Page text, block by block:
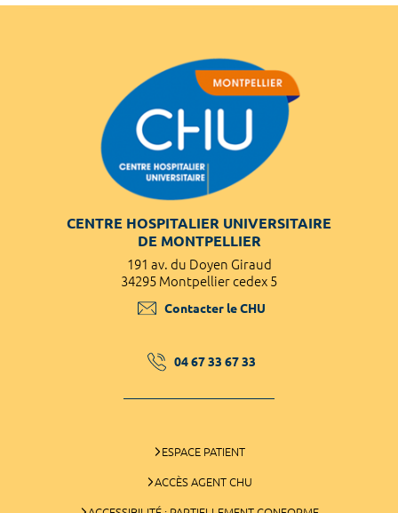
CENTRE HOSPITALIER UNIVERSITAIRE
DE MONTPELLIER
191 av. du Doyen Giraud
34295 Montpellier cedex 5
Contacter le CHU
04 67 33 67 33
ESPACE PATIENT
ACCÈS AGENT CHU